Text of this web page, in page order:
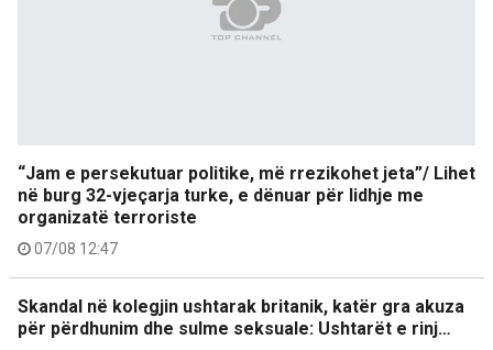
“Jam e persekutuar politike, më rrezikohet jeta”/ Lihet
në burg 32-vjeçarja turke, e dënuar për lidhje me
organizatë terroriste
07/08 12:47
Skandal në kolegjin ushtarak britanik, katër gra akuza
për përdhunim dhe sulme seksuale: Ushtarët e rinj…